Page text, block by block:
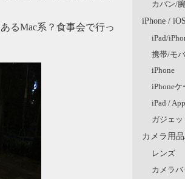
るMac系？食事会で行っ
カバン/
iPhone /
iPad/
携帯/モ
iPhone
iPhoneケ
iPad /
ガジェ
カメラ用
レンズ
カメラバ